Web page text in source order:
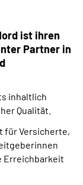
ist ihren
Partner in
inhaltlich
Qualität.
für Versicherte,
Erreichbarkeit